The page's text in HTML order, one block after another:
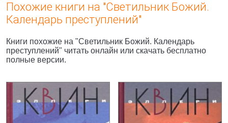
Похожие книги на "Светильник Божий.
Календарь преступлений"
Книги похожие на "Светильник Божий. Календарь
преступлений" читать онлайн или скачать бесплатно
полные версии.